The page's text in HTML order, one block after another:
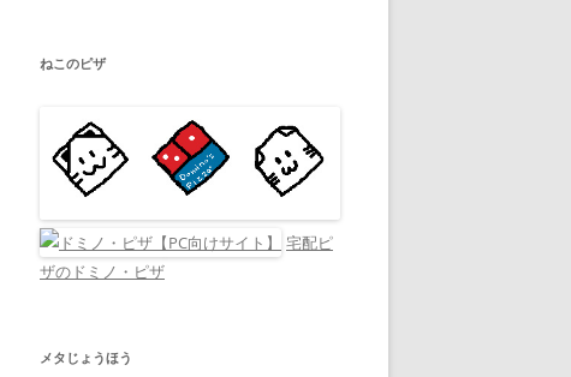
ねこのピザ
宅配ピ
ザのドミノ・ピザ
メタじょうほう